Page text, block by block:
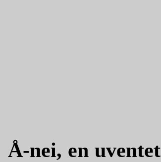
Å-nei, en uventet